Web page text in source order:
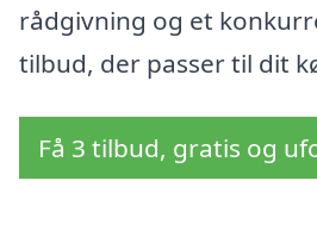
rådgivning og et
tilbud, der passer til dit
Få 3 tilbud, gratis og